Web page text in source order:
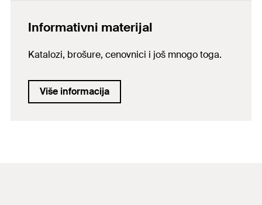
Informativni materijal
Katalozi, brošure, cenovnici i još mnogo toga.
Više informacija